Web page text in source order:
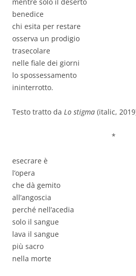
mentre solo il deserto
benedice
chi esita per restare
osserva un prodigio
trasecolare
nelle fiale dei giorni
lo spossessamento
ininterrotto.
Testo tratto da Lo stigma (italic,
*
esecrare è
l’opera
che dà gemito
all’angoscia
perché nell’acedia
solo il sangue
lava il sangue
più sacro
nella morte